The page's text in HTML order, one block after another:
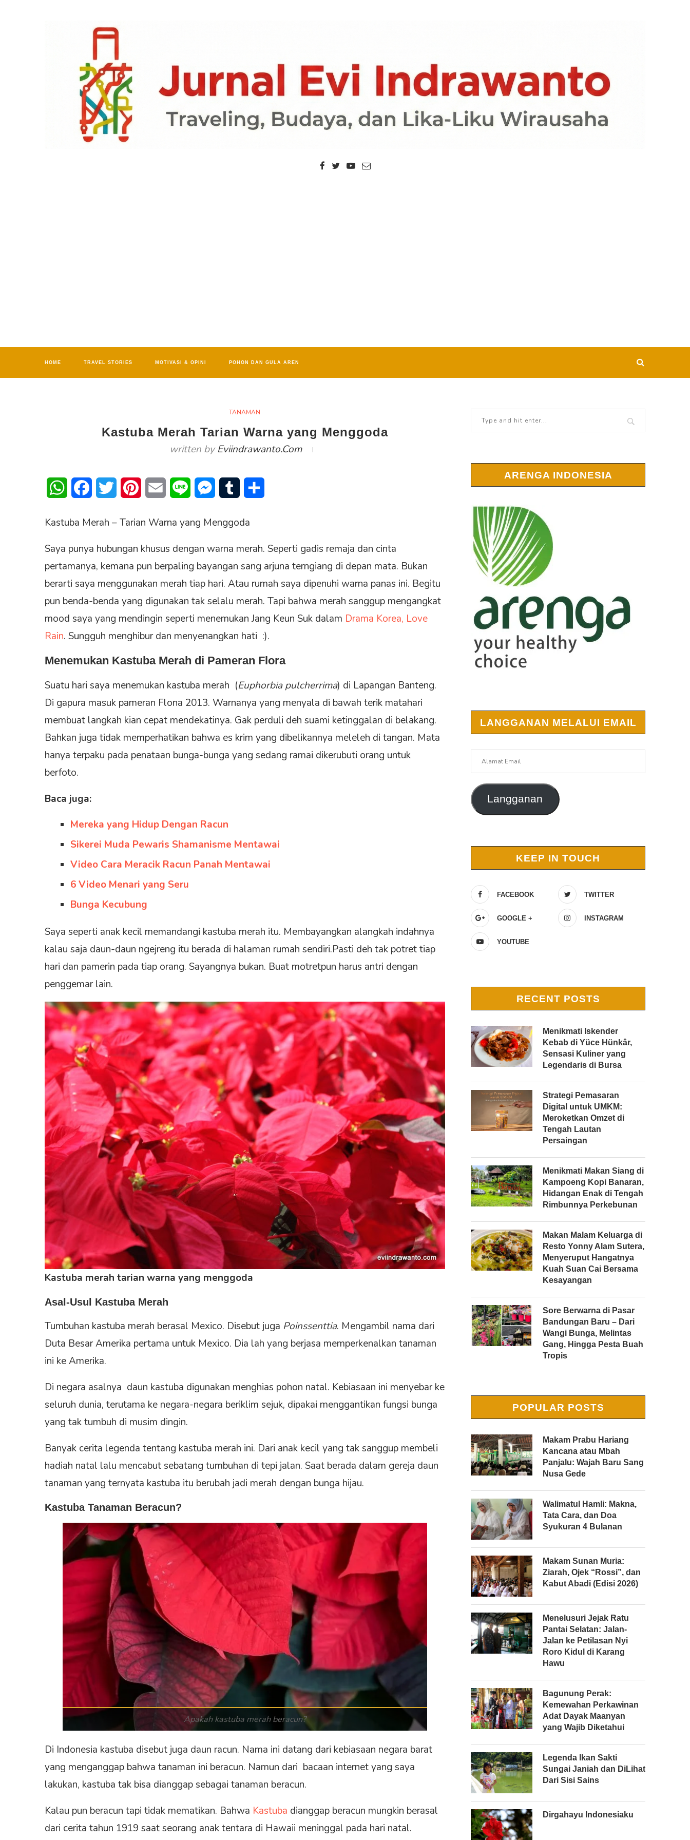
HOME TRAVEL STORIES MOTIVASI & OPINI POHON DAN GULA AREN
TANAMAN
Kastuba Merah Tarian Warna yang Menggoda
written byEviindrawanto.com
WhatsAppFacebookTwitter PinterestEmail Line Messenger
Tumblr
Kastuba Merah – Tarian Warna yang Menggoda
Saya punya hubungan khusus dengan warna merah. Seperti gadis remaja dan cinta
pertamanya, kemana pun berpaling bayangan sang arjuna terngiang di depan mata. Bukan
berarti saya menggunakan merah tiap hari. Atau rumah saya dipenuhi warna panas ini. Begitu
pun benda-benda yang digunakan tak selalu merah. Tapi bahwa merah sanggup mengangkat
mood saya yang mendingin seperti menemukan Jang Keun Suk dalam Drama Korea, Love
Rain. Sungguh menghibur dan menyenangkan hati :).
Menemukan Kastuba Merah di Pameran Flora
Suatu hari saya menemukan kastuba merah (Euphorbia pulcherrima) di Lapangan Banteng.
Di gapura masuk pameran Flona 2013. Warnanya yang menyala di bawah terik matahari
membuat langkah kian cepat mendekatinya. Gak perduli deh suami ketinggalan di belakang.
Bahkan juga tidak memperhatikan bahwa es krim yang dibelikannya meleleh di tangan. Mata
hanya terpaku pada penataan bunga-bunga yang sedang ramai dikerubuti orang untuk
berfoto.
Baca juga:
Mereka yang Hidup Dengan Racun
Sikerei Muda Pewaris Shamanisme Mentawai
Video Cara Meracik Racun Panah Mentawai
6 Video Menari yang Seru
Bunga Kecubung
Saya seperti anak kecil memandangi kastuba merah itu. Membayangkan alangkah indahnya
kalau saja daun-daun ngejreng itu berada di halaman rumah sendiri.Pasti deh tak potret tiap
hari dan pamerin pada tiap orang. Sayangnya bukan. Buat motretpun harus antri dengan
penggemar lain.
Kastuba merah tarian warna yang menggoda
Asal-Usul Kastuba Merah
Tumbuhan kastuba merah berasal Mexico. Disebut juga Poinssenttia. Mengambil nama dari
Duta Besar Amerika pertama untuk Mexico. Dia lah yang berjasa memperkenalkan tanaman
ini ke Amerika.
Di negara asalnya daun kastuba digunakan menghias pohon natal. Kebiasaan ini menyebar ke
seluruh dunia, terutama ke negara-negara beriklim sejuk, dipakai menggantikan fungsi bunga
yang tak tumbuh di musim dingin.
Banyak cerita legenda tentang kastuba merah ini. Dari anak kecil yang tak sanggup membeli
hadiah natal lalu mencabut sebatang tumbuhan di tepi jalan. Saat berada dalam gereja daun
tanaman yang ternyata kastuba itu berubah jadi merah dengan bunga hijau.
Kastuba Tanaman Beracun?
Apakah kastuba merah beracun?
Di Indonesia kastuba disebut juga daun racun. Nama ini datang dari kebiasaan negara barat
yang menganggap bahwa tanaman ini beracun. Namun dari bacaan internet yang saya
lakukan, kastuba tak bisa dianggap sebagai tanaman beracun.
Kalau pun beracun tapi tidak mematikan. Bahwa Kastuba dianggap beracun mungkin berasal
dari cerita tahun 1919 saat seorang anak tentara di Hawaii meninggal pada hari natal.
ARENGA INDONESIA
LANGGANAN MELALUI EMAIL
Langganan
KEEP IN TOUCH
FACEBOOK TWITTER
GOOGLE + INSTAGRAM
YOUTUBE
RECENT POSTS
Menikmati Iskender
Kebab di Yüce Hünkâr,
Sensasi Kuliner yang
Legendaris di Bursa
Strategi Pemasaran
Digital untuk UMKM:
Meroketkan Omzet di
Tengah Lautan
Persaingan
Menikmati Makan Siang di
Kampoeng Kopi Banaran,
Hidangan Enak di Tengah
Rimbunnya Perkebunan
Makan Malam Keluarga di
Resto Yonny Alam Sutera,
Menyeruput Hangatnya
Kuah Suan Cai Bersama
Kesayangan
Sore Berwarna di Pasar
Bandungan Baru – Dari
Wangi Bunga, Melintas
Gang, Hingga Pesta Buah
Tropis
POPULAR POSTS
Makam Prabu Hariang
Kancana atau Mbah
Panjalu: Wajah Baru Sang
Nusa Gede
Walimatul Hamli: Makna,
Tata Cara, dan Doa
Syukuran 4 Bulanan
Makam Sunan Muria:
Ziarah, Ojek “Rossi”, dan
Kabut Abadi (Edisi 2026)
Menelusuri Jejak Ratu
Pantai Selatan: Jalan-
Jalan ke Petilasan Nyi
Roro Kidul di Karang
Hawu
Bagunung Perak:
Kemewahan Perkawinan
Adat Dayak Maanyan
yang Wajib Diketahui
Legenda Ikan Sakti
Sungai Janiah dan DiLihat
Dari Sisi Sains
Dirgahayu Indonesiaku